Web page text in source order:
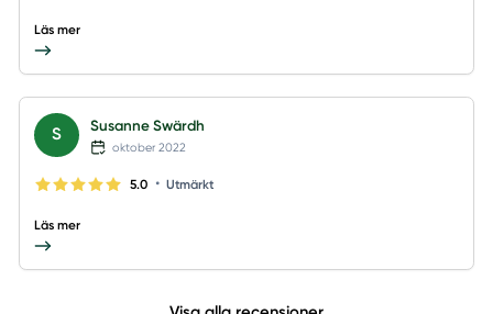
Läs mer
S Susanne Swärdh
oktober 2022
5.0 • Utmärkt
Läs mer